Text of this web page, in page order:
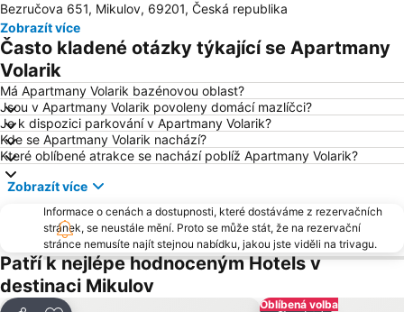
Hrad Špilberk
Staré Brno
Janáčkovo divadlo
Zoo Brno
Nádraží Znojmo
Svobodná republika Kraví hora Bořetice
Znojmo - Městská památková rezervace
Kyjov
Městské divadlo Brno
Therme Laa
Aquapark Kohoutovice
Walking in Poysdorf
Vinné sklepy Pavlovice
Valtice
Galerie Vaňkovka Brno
Vila Tugendhat
Němčičky
Olympia Brno
Sklepní ulička Modrý sklep
Zámek Milotice
Minaret
Muzeum Československého opevnění 1938 ve Slupi u Znojma
Bezručova 651, Mikulov, 69201, Česká republika
Zobrazít více
Často kladené otázky týkající se Apartmany
Volarik
Má Apartmany Volarik bazénovou oblast?
Jsou v Apartmany Volarik povoleny domácí mazlíčci?
Je k dispozici parkování v Apartmany Volarik?
Kde se Apartmany Volarik nachází?
Které oblíbené atrakce se nachází poblíž Apartmany Volarik?
Zobrazít více
Informace o cenách a dostupnosti, které dostáváme z rezervačních
stránek, se neustále mění. Proto se může stát, že na rezervační
stránce nemusíte najít stejnou nabídku, jakou jste viděli na trivagu.
Patří k nejlépe hodnoceným Hotels v
destinaci Mikulov
Oblíbená volba